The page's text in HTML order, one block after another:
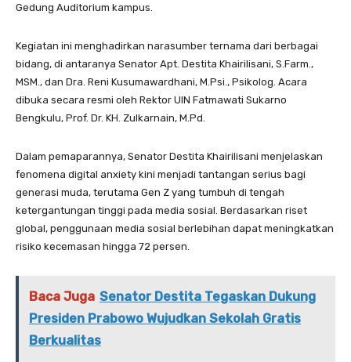
Gedung Auditorium kampus.
Kegiatan ini menghadirkan narasumber ternama dari berbagai
bidang, di antaranya Senator Apt. Destita Khairilisani, S.Farm.,
MSM., dan Dra. Reni Kusumawardhani, M.Psi., Psikolog. Acara
dibuka secara resmi oleh Rektor UIN Fatmawati Sukarno
Bengkulu, Prof. Dr. KH. Zulkarnain, M.Pd.
Dalam pemaparannya, Senator Destita Khairilisani menjelaskan
fenomena digital anxiety kini menjadi tantangan serius bagi
generasi muda, terutama Gen Z yang tumbuh di tengah
ketergantungan tinggi pada media sosial. Berdasarkan riset
global, penggunaan media sosial berlebihan dapat meningkatkan
risiko kecemasan hingga 72 persen.
Baca Juga Senator Destita Tegaskan Dukung
Presiden Prabowo Wujudkan Sekolah Gratis
Berkualitas